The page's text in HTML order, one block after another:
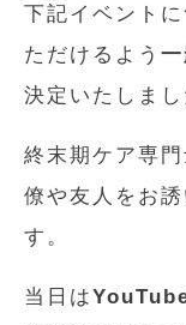
下記イベント
ただけるよう
決定いたしまし
終末期ケア専
僚や友人をお
す。
当日は